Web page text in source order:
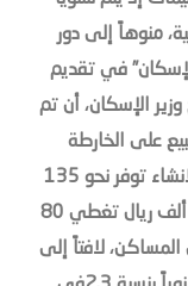
وحدة سكنية، منوهاً إلى دور
في تقديم
الإسكان، أن تم
البيع على الخارطة
“وافي”، لبناء أكثر من 80 مشروعاً تحت الانشاء توفر نحو 135
ألف وحدة تتراوح أسعارها بين 250-750 ألف ريال تغطي 80
لافتاً إلى